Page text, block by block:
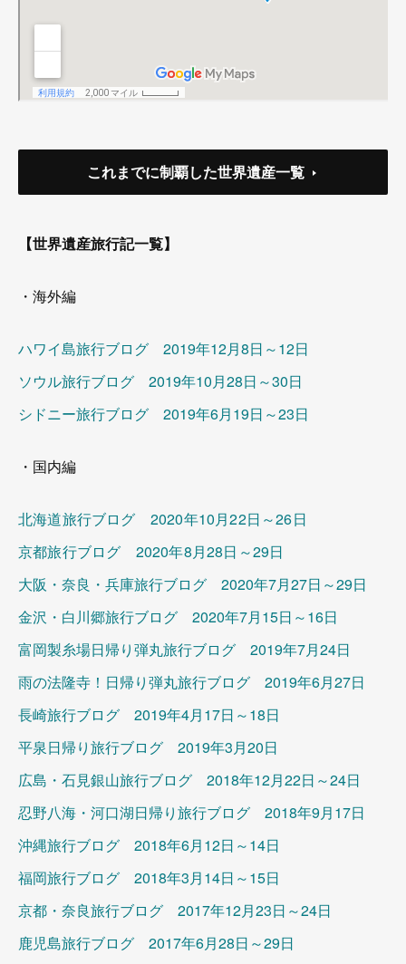
これまでに制覇した世界遺産一覧
【世界遺産旅行記一覧】
・海外編
ハワイ島旅行ブログ 2019年12月8日～12日
ソウル旅行ブログ 2019年10月28日～30日
シドニー旅行ブログ 2019年6月19日～23日
・国内編
北海道旅行ブログ 2020年10月22日～26日
京都旅行ブログ 2020年8月28日～29日
大阪・奈良・兵庫旅行ブログ 2020年7月27日～29日
金沢・白川郷旅行ブログ 2020年7月15日～16日
富岡製糸場日帰り弾丸旅行ブログ 2019年7月24日
雨の法隆寺！日帰り弾丸旅行ブログ 2019年6月27日
長崎旅行ブログ 2019年4月17日～18日
平泉日帰り旅行ブログ 2019年3月20日
広島・石見銀山旅行ブログ 2018年12月22日～24日
忍野八海・河口湖日帰り旅行ブログ 2018年9月17日
沖縄旅行ブログ 2018年6月12日～14日
福岡旅行ブログ 2018年3月14日～15日
京都・奈良旅行ブログ 2017年12月23日～24日
鹿児島旅行ブログ 2017年6月28日～29日